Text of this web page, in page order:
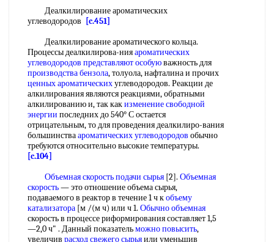
Деалкилирование ароматических
углеводородов
[c.451]
Деалкилирование ароматического кольца.
Процессы деалкилирова-нияароматических
углеводородов представляют особуюважность для
производства бензола, толуола, нафталина и прочих
ценных ароматическихуглеводородов. Реакции де
алкилирования являются реакциями, обратными
алкилированию и, так какизменение свободной
энергии последних до 540° С остается
отрицательным, то для проведения деалкилиро-вания
большинстваароматических углеводородов обычно
требуются относительно высокие температуры.
[c.104]
Объемная скорость подачи сырья [2]. Объемная
скорость— это отношение объема сырья,
подаваемого в реактор в течение 1 ч кобъему
катализатора [м /(м ч) или ч 1. Обычно объемная
скорость в процессе риформирования составляет 1,5
—2,0 ч" . Данный показательможно повысить,
увеличив расход свежего сырьяили уменьшив